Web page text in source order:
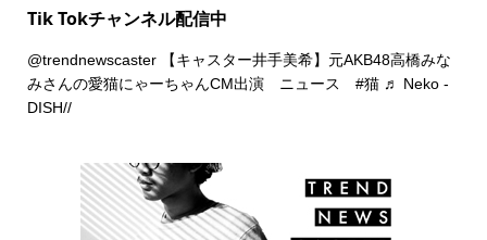
Tik Tokチャンネル配信中
@trendnewscaster【キャスター井手美希】元AKB48高橋みな
みさんの愛猫にゃーちゃんCM出演 ニュース #猫 ♬ Neko -
DISH//